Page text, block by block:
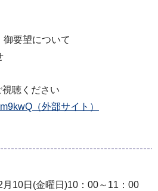
御要望について
視聴ください
（外部サイト）
月10日(金曜日)10：00～11：00